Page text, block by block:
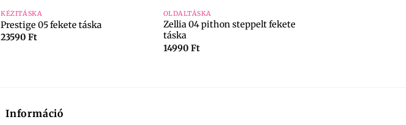
KÉZITÁSKA
Prestige 05 fekete táska
23590Ft
OLDALTÁSKA
Zellia 04 pithon steppelt fekete
táska
14990 Ft
Információ